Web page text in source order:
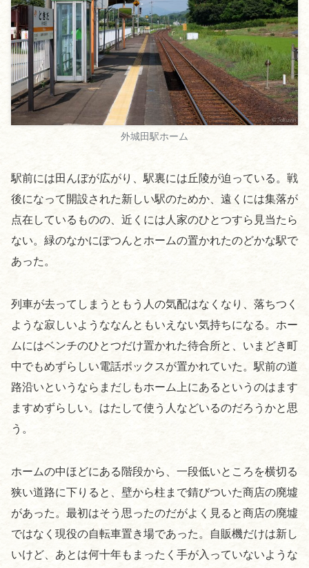
外城田駅ホーム
駅前には田んぼが広がり、駅裏には丘陵が迫っている。戦
後になって開設された新しい駅のためか、遠くには集落が
点在しているものの、近くには人家のひとつすら見当たら
ない。緑のなかにぽつんとホームの置かれたのどかな駅で
あった。
列車が去ってしまうともう人の気配はなくなり、落ちつく
ような寂しいようななんともいえない気持ちになる。ホー
ムにはベンチのひとつだけ置かれた待合所と、いまどき町
中でもめずらしい電話ボックスが置かれていた。駅前の道
路沿いというならまだしもホーム上にあるというのはます
ますめずらしい。はたして使う人などいるのだろうかと思
う。
ホームの中ほどにある階段から、一段低いところを横切る
狭い道路に下りると、壁から柱まで錆びついた商店の廃墟
があった。最初はそう思ったのだがよく見ると商店の廃墟
ではなく現役の自転車置き場であった。自販機だけは新し
いけど、あとは何十年もまったく手が入っていないような